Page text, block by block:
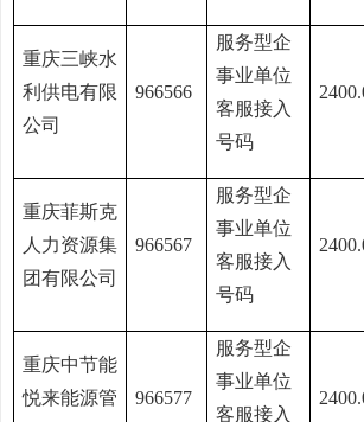
重庆三峡水
利供电有限
公司
966566
服务型企
事业单位
客服接入
号码
重庆菲斯克
人力资源集
团有限公司
966567
服务型企
事业单位
客服接入
号码
重庆中节能
悦来能源管
966577
服务型企
事业单位
客服接入